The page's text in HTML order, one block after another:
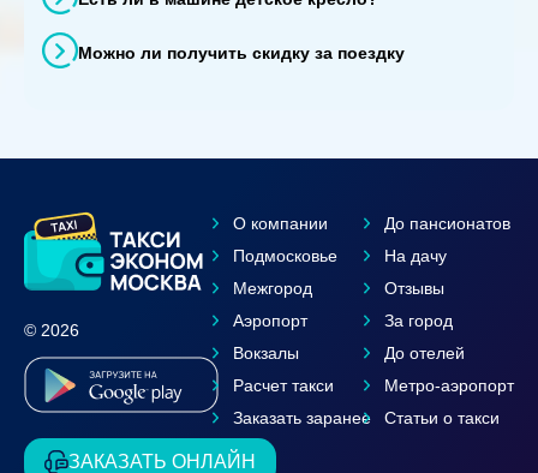
Можно ли получить скидку за поездку
© 2026
О компании
Подмосковье
Межгород
Аэропорт
Вокзалы
Расчет такси
Заказать заранее
До пансионатов
На дачу
Отзывы
За город
До отелей
Метро-аэропорт
Статьи о такси
ЗАКАЗАТЬ ОНЛАЙН